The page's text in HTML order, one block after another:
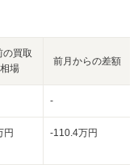
の買取
場
前月からの差額
-
円 -110.4万円